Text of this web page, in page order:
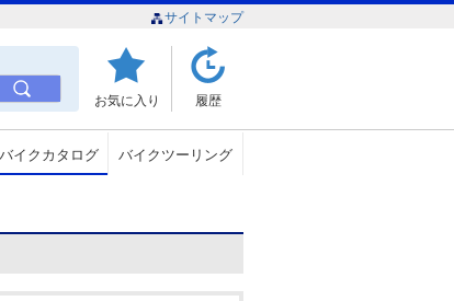
サイトマップ
お気に入り 履歴
バイクカタログ バイクツーリング